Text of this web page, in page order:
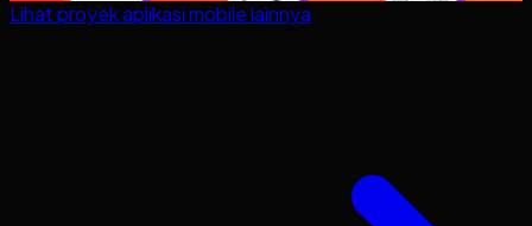
Lihat proyekaplikasi mobilelainnya